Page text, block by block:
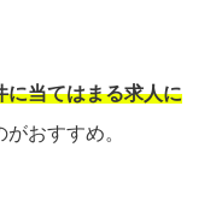
に当てはまる求人に
がおすすめ。